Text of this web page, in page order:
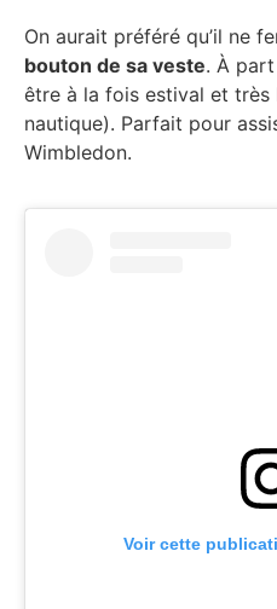
On aurait préféré qu’il ne
bouton de sa veste. À part
être à la fois estival et
nautique). Parfait pour
Wimbledon.
Voir cette